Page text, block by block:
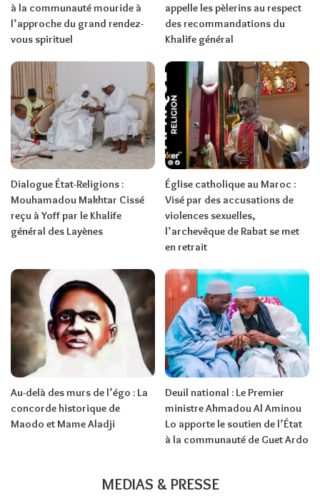
à la communauté mouride à
l’approche du grand rendez-
vous spirituel
appelle les pèlerins au respect
des recommandations du
Khalife général
Dialogue État-Religions :
Mouhamadou Makhtar Cissé
reçu à Yoff par le Khalife
général des Layènes
Église catholique au Maroc :
Visé par des accusations de
violences sexuelles,
l’archevêque de Rabat se met
en retrait
Au-delà des murs de l’égo : La
concorde historique de
Maodo et Mame Aladji
Deuil national : Le Premier
ministre Ahmadou Al Aminou
Lo apporte le soutien de l’État
à la communauté de Guet Ardo
MEDIAS & PRESSE